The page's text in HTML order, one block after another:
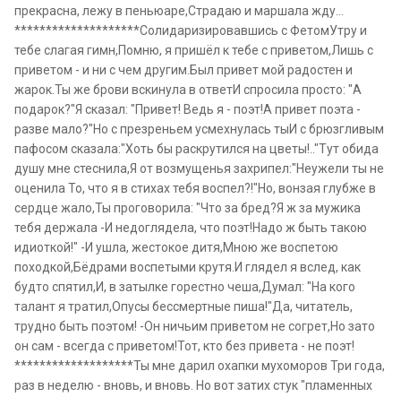
прекрасна, лежу в пеньюаре,Страдаю и маршала жду…
********************Солидаризировавшись с ФетомУтру и
тебе слагая гимн,Помню, я пришёл к тебе с приветом,Лишь с
приветом - и ни с чем другим.Был привет мой радостен и
жарок.Ты же брови вскинула в ответИ спросила просто: "А
подарок?"Я сказал: "Привет! Ведь я - поэт!А привет поэта -
разве мало?"Но с презреньем усмехнулась тыИ с брюзгливым
пафосом сказала:"Хоть бы раскрутился на цветы!.."Тут обида
душу мне стеснила,Я от возмущенья захрипел:"Неужели ты не
оценила То, что я в стихах тебя воспел?!"Но, вонзая глубже в
сердце жало,Ты проговорила: "Что за бред?Я ж за мужика
тебя держала -И недоглядела, что поэт!Надо ж быть такою
идиоткой!" -И ушла, жестокое дитя,Мною же воспетою
походкой,Бёдрами воспетыми крутя.И глядел я вслед, как
будто спятил,И, в затылке горестно чеша,Думал: "На кого
талант я тратил,Опусы бессмертные пиша!"Да, читатель,
трудно быть поэтом! -Он ничьим приветом не согрет,Но зато
он сам - всегда с приветом!Тот, кто без привета - не поэт!
*******************Ты мне дарил охапки мухоморов Три года,
раз в неделю - вновь, и вновь. Но вот затих стук "пламенных